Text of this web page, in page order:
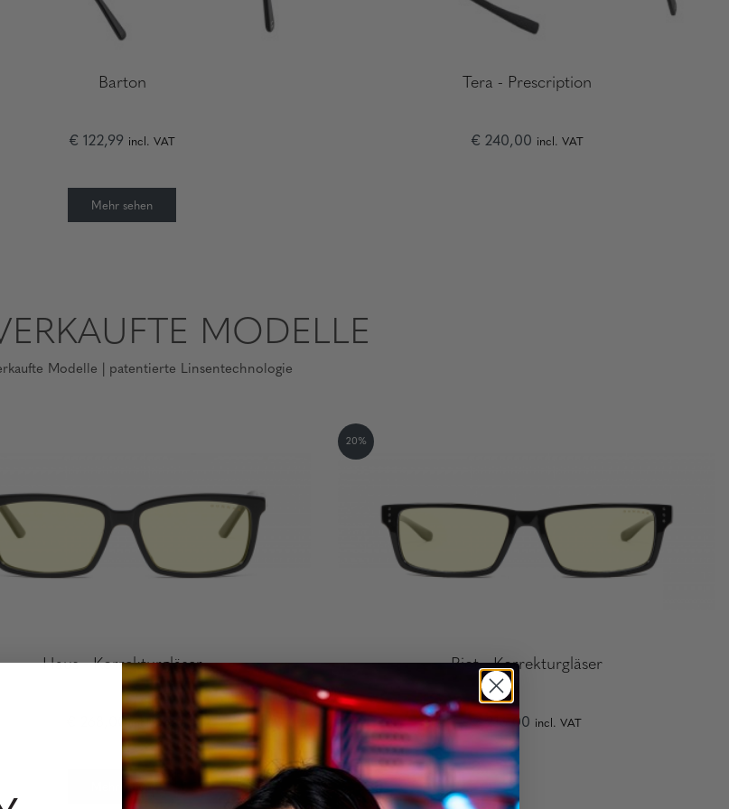
Barton
€ 122,99 incl. VAT
Tera - Prescription
€ 240,00 incl. VAT
Mehr sehen
MODELLE
Modelle | patentierte Linsentechnologie
Haus - Korrekturgläser
€ 268,00incl. VAT
20%
Riot - Korrekturgläser
€ 216,00 incl. VAT
Mehr sehen